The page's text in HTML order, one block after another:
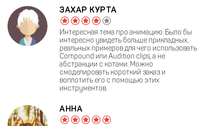
ЗАХАР КУРТА
Интересная тема про анимацию. Было бы
интересно увидеть больше прикладных,
реальных примеров для чего использовать
Compound или Audition clips, а не
абстракции с котами. Можно
смоделировать короткий заказ и
воплотить его с помощью этих
инструментов.
АННА